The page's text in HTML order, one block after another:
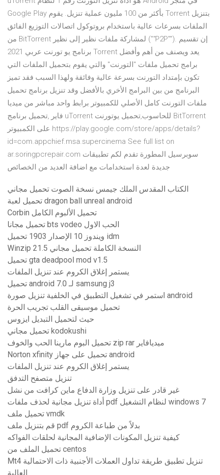
Google Play بأكثر من 100 مليون عملية تنزيل. يقوم Torrent بتنزيل
الملفات بسرعات عالية باستخدام بروتوكول اتصالات التوزيع الفائق
من BitTorrent لمشاركة ملفات نظير إلى نظير (""P2P""). إن تقسيم
برنامج يو تورنت عربي 2021 Torrent يعد ويصنف من أهم وأفضل
برامج تحميل ملفات "التورنت" والتي يقوم بتحميل الملفات التي
تكون بإمتداد التورنت بسرعة عالية وفائقة ولهذا السبب فقد تميز
البرنامج من بين البرامج الأخري بالأفضل وقد تنزيل برنامج تحميل
ملفات التورنت كامل الأصلي للكمبيوتر برابط واحد مباشر من ميديا
فاير ,تحميل برنامج uTorrent للحاسوب,تحميل يوتورنت BitTorrent
على الكمبيوتر https://play.google.com/store/apps/details?
id=com.appchief.msa.supercinema See full list on
ar.soringpcrepair.com سوبرسيل المطورة تقدم لكم تطبيقات
جديدة لعدة استخدامات مع اضافة العديد من الخصائص
الكتاب المقدس الملك جيمس نسخة الصوت تحميل مجاني
تحميل لعبة dragon ball unreal android
Corbin تحميل الألبوم الكامل
تحميل مجانا bts vodeo الحب الاول
ويندوز 10 الإصدار 1903 تحميل idm
Winzip 21.5 النسخة الكاملة تحميل مجاني
تحميل gta deadpool mod v1.5
يستمر إغلاق الكروم عند تنزيل الملفات
تحميل android 7.0 لـ samsung j3
استمر في تشغيل التطبيق في الخلفية تنزيل صورة android
تحميل موسيقى القلب تجريب الحرة
حيث لتحميل التبديل ايزوس
تحميل مجاني kodokushi
تحميل البوم مارينا الحب والخوف zip rar ميديافاير
Norton xfinity تحميل على جهاز android
يستمر إغلاق الكروم عند تنزيل الملفات
تنزيل متصفح التدفق
غير قادر على تنزيل وزارة الدفاع ماين كرافت من نشل
أداة تنزيل مجانية لحذف ملفات pdf لنظام التشغيل windows 7
تحميل ملف vmdk
قم بتنزيل ملف pdf بدلاً من طباعة الكروم
كيفية تنزيل المكونات الإضافية المجانية لحلقات الفواكه
تحميل الملف من centos
Mt4 تنزيل تطبيق طريقة تداول العملات الأجنبية ذات الاحتمالية
العالية